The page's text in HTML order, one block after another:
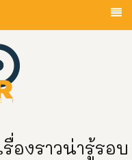
องราวน่ารู้รอบ